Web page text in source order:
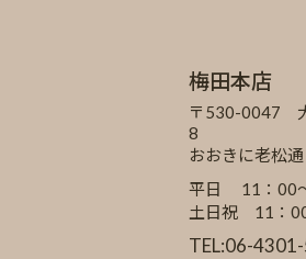
梅田本店
〒530-0047
8
おおきに老松
平日 11：00
土日祝 11：
TEL:06-